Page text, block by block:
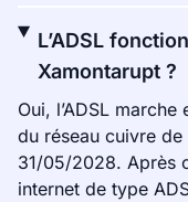
L’ADSL
Xamontarupt ?
Oui, l’ADSL
du réseau cuivre
31/05/2028. Après
internet de type